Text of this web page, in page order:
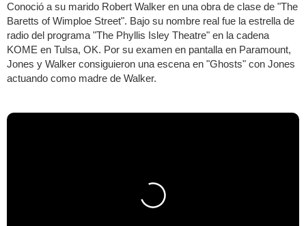
Conoció a su marido Robert Walker en una obra de clase de "The
Baretts of Wimploe Street". Bajo su nombre real fue la estrella de
radio del programa "The Phyllis Isley Theatre" en la cadena
KOME en Tulsa, OK. Por su examen en pantalla en Paramount,
Jones y Walker consiguieron una escena en "Ghosts" con Jones
actuando como madre de Walker.